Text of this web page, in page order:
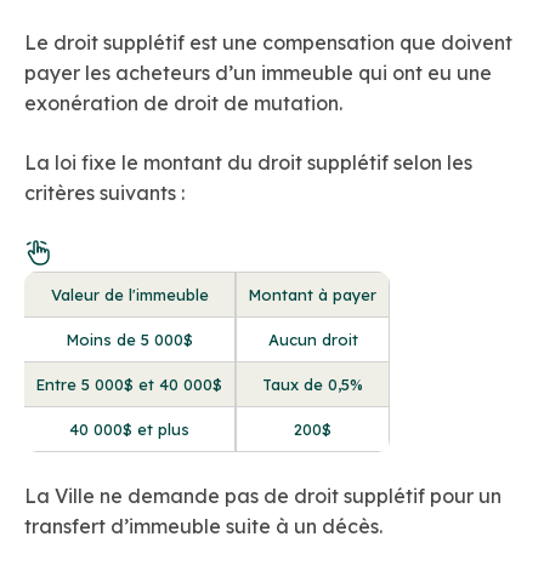
Le droit supplétif est une compensation que doivent
payer les acheteurs d’un immeuble qui ont eu une
exonération de droit de mutation.
La loi fixe le montant du droit supplétif selon les
critères suivants :
Valeur de l'immeuble Montant à payer
Moins de 5 000$ Aucun droit
Entre 5 000$ et 40 000$ Taux de 0,5%
40 000$ et plus 200$
La Ville ne demande pas de droit supplétif pour un
transfert d’immeuble suite à un décès.